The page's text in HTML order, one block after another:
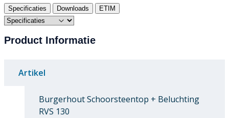
Specificaties Downloads ETIM
Product Informatie
Artikel
Burgerhout Schoorsteentop + Beluchting
RVS 130